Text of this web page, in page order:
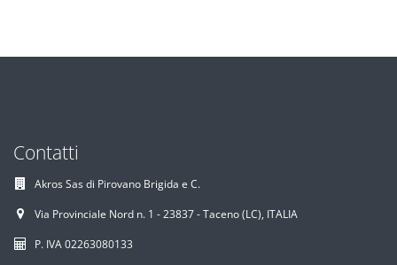
Contatti
Akros Sas di Pirovano Brigida e C.
Via Provinciale Nord n. 1 - 23837 - Taceno (LC), ITALIA
P. IVA 02263080133